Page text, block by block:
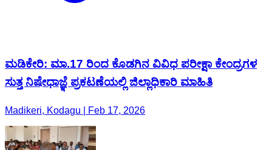
ಮಡಿಕೇರಿ: ಮಾ.17 ರಿಂದ ಕೊಡಗಿನ ವಿವಿಧ ಪರೀಕ್ಷಾ ಕೇಂದ್ರಗಳ
ಸುತ್ತ ನಿಷೇಧಾಜ್ಞೆ ಪ್ರಕಟಣೆಯಲ್ಲಿ ಜಿಲ್ಲಾಧಿಕಾರಿ ಮಾಹಿತಿ
Madikeri, Kodagu | Feb 17, 2026